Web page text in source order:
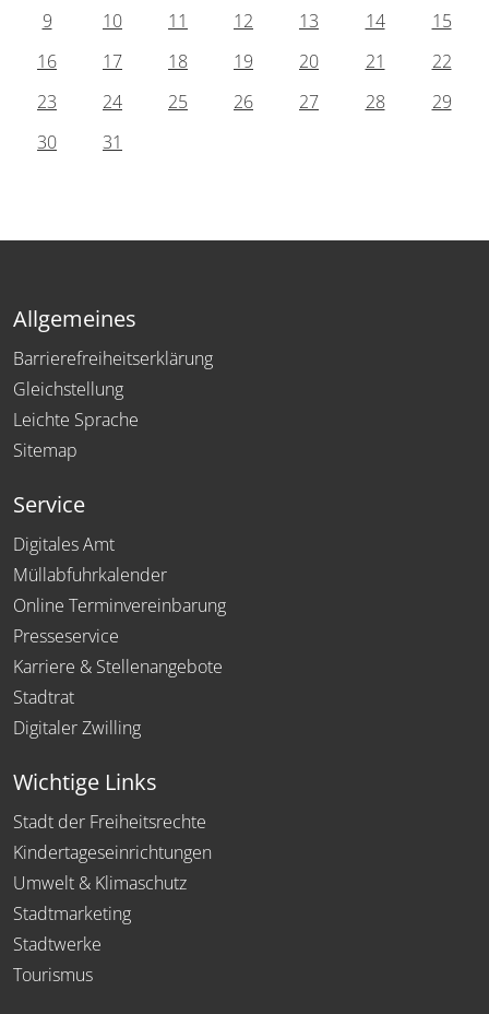
9
10 11 12 13 14
15
16
17 18 19 20 21
22
23
24 25 26 27 28
29
30
31
Allgemeines
Barrierefreiheitserklärung
Gleichstellung
Leichte Sprache
Sitemap
Service
Digitales Amt
Müllabfuhrkalender
Online Terminvereinbarung
Presseservice
Karriere & Stellenangebote
Stadtrat
Digitaler Zwilling
Wichtige Links
Stadt der Freiheitsrechte
Kindertageseinrichtungen
Umwelt & Klimaschutz
Stadtmarketing
Stadtwerke
Tourismus